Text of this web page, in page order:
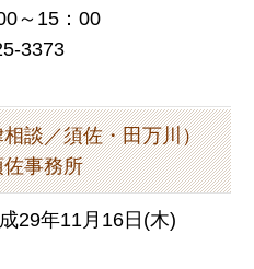
～15：00
3373
談／須佐・田万川）
事務所
29年11月16日(木)